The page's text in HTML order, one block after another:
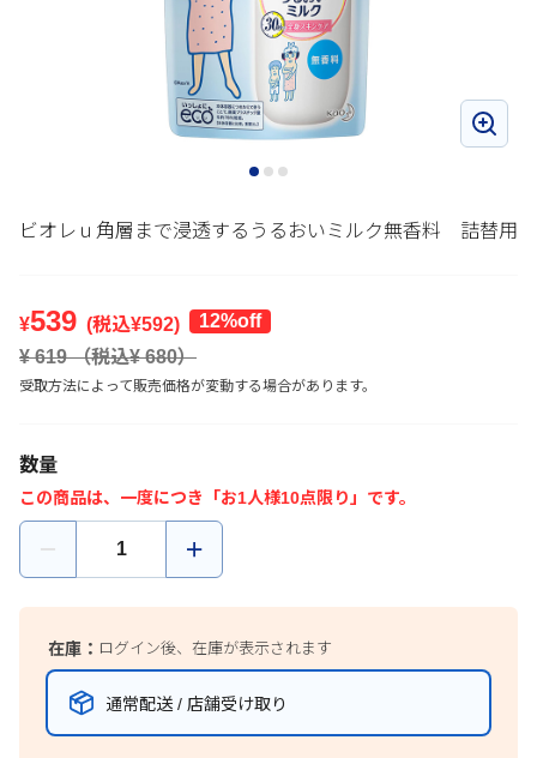
ビオレｕ角層まで浸透するうるおいミルク無香料 詰替用
¥539 (税込¥592)
12%off
¥ 619（税込¥680）
受取方法によって販売価格が変動する場合があります。
数量
この商品は、一度につき「お1人様10点限り」です。
在庫： ログイン後、在庫が表示されます
通常配送 / 店舗受け取り